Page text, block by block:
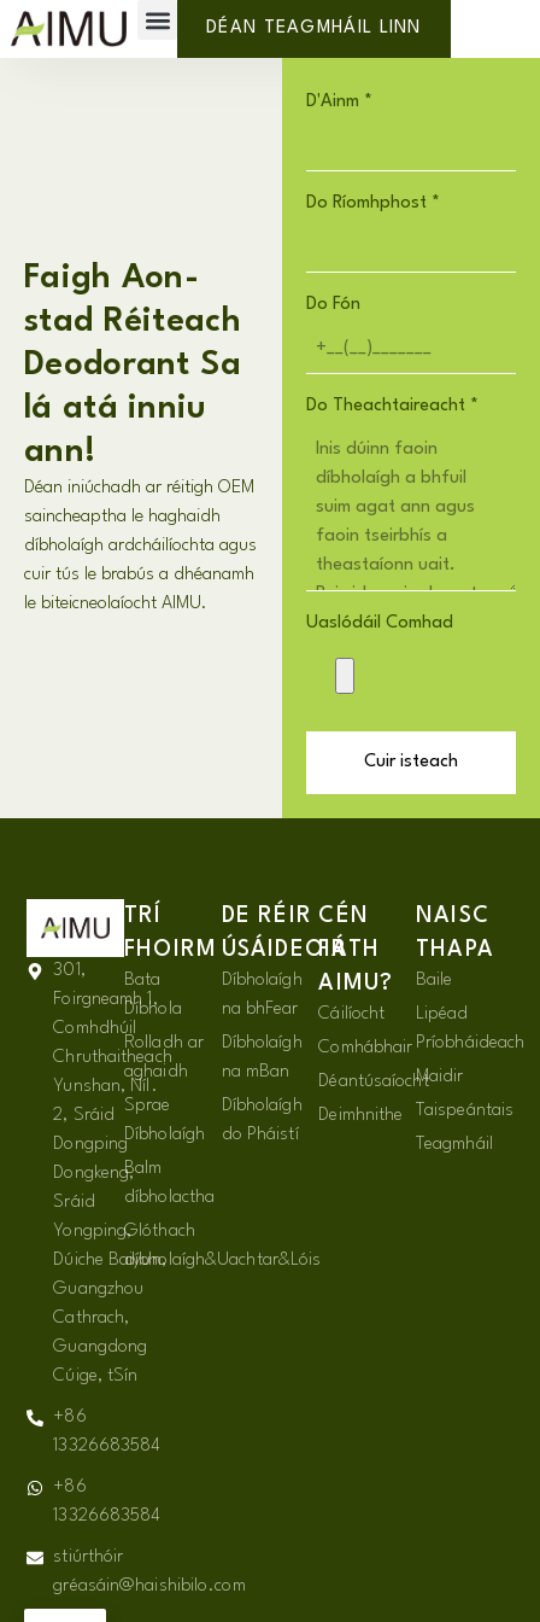
DÉAN TEAGMHÁIL LINN
Faigh Aon-
stad Réiteach
Deodorant Sa
lá atá inniu
ann!
Déan iniúchadh ar réitigh OEM
saincheaptha le haghaidh
díbholaígh ardcháilíochta agus
cuir tús le brabús a dhéanamh
le biteicneolaíocht AIMU.
D'Ainm *
Do Ríomhphost *
Do Fón
Do Theachtaireacht *
Uaslódáil Comhad
Cuir isteach
301,
Foirgneamh 1,
Comhdhúil
Chruthaitheach
Yunshan, Níl.
2, Sráid
Dongping
Dongkeng,
Sráid
Yongping,
Dúiche Baiyun,
Guangzhou
Cathrach,
Guangdong
Cúige, tSín
+86
13326683584
+86
13326683584
stiúrthóir
gréasáin@haishibilo.com
TRÍ
FHOIRM
Bata
Díbhola
Rolladh ar
aghaidh
Sprae
Díbholaígh
Balm
díbholactha
Glóthach
díbholaígh&Uachtar&Lóis
DE RÉIR
ÚSÁIDEOIR
Díbholaígh
na bhFear
Díbholaígh
na mBan
Díbholaígh
do Pháistí
CÉN
FÁTH
AIMU?
Cáilíocht
Comhábhair
Déantúsaíocht
Deimhnithe
NAISC
THAPA
Baile
Lipéad
Príobháideach
Maidir
Taispeántais
Teagmháil